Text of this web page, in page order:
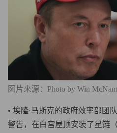
图片来源：Photo by Win
• 埃隆·马斯克的政府效率部团
警告，在白宫屋顶安装了星链